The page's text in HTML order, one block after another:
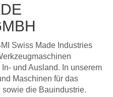
Swiss Made Industries
und Ausland. In unserem
Maschinen für das
die Bauindustrie.